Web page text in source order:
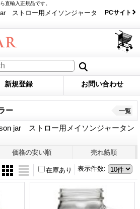
直輸入正規品です。
ストロー用メイソンジャータ
PCサイト
新規登録 お問い合わせ
ー
jar ストロー用メイソンジャータン
一覧
価格の安い順 売れ筋順
表示件数:
在庫あり